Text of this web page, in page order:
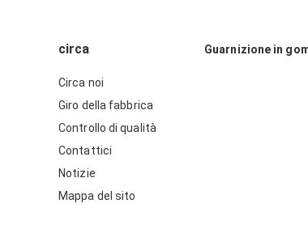
circa
Circa noi
Giro della fabbrica
Controllo di qualità
Contattici
Notizie
Mappa del sito
Guarnizione in